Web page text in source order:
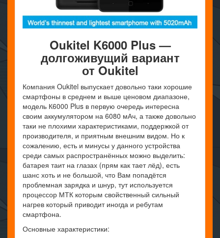
Oukitel K6000 Plus —
долгоживущий вариант
от Oukitel
Компания Oukitel выпускает довольно таки хорошие
смартфоны в среднем и выше ценовом диапазоне,
модель К6000 Plus в первую очередь интересна
своим аккумулятором на 6080 мАч, а также довольно
таки не плохими характеристиками, поддержкой от
производителя, и приятным внешним видом. Но к
сожалению, есть и минусы у данного устройства
среди самых распространённых можно выделить:
батарея таит на глазах (прям как тает лёд), есть
шанс хоть и не большой, что Вам попадётся
проблемная зарядка и шнур, тут используется
процессор МТК которым свойственный сильный
нагрев который приводит иногда и ребутам
смартфона.
Основные характеристики: